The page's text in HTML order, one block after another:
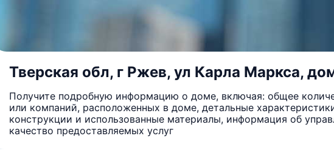
Тверская обл, г Ржев, ул Карла Маркса,
Получите подробную информацию о доме, включая: общее
или компаний, расположенных в доме, детальные
конструкции и использованные материалы, информация об
качество предоставляемых услуг